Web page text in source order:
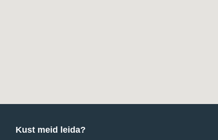
Kust meid leida?